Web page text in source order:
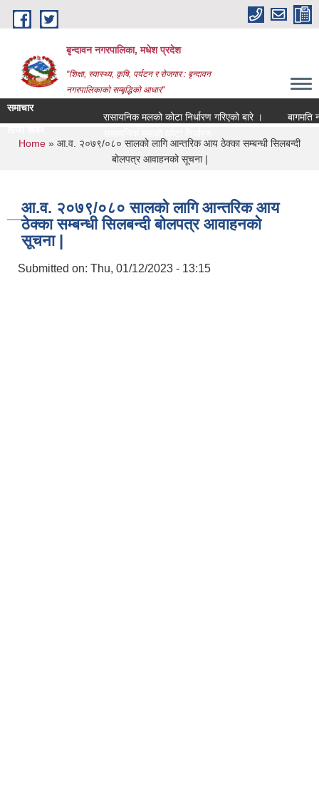
Skip to main content
बृन्दावन नगरपालिका, मधेश प्रदेश
"शिक्षा, स्वास्थ्य, कृषि, पर्यटन र रोजगार : बृन्दावन
नगरपालिकाको सम्बृद्धिको आधार"
समाचार
रासायनिक मलको कोटा निर्धारण गरिएको बारे ।
बागमति
You are here
Home » आ.व. २०७९/०८० सालको लागि आन्तरिक आय ठेक्का सम्बन्धी सिलबन्दी
बोलपत्र आवाहनको सूचना |
आ.व. २०७९/०८० सालको लागि आन्तरिक आय
ठेक्का सम्बन्धी सिलबन्दी बोलपत्र आवाहनको
सूचना |
Submitted on: Thu, 01/12/2023 - 13:15